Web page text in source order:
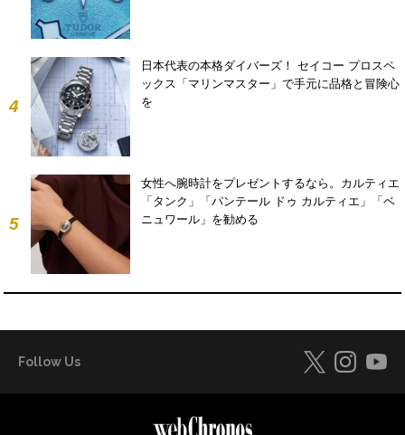
4
日本代表の本格ダイバーズ！ セイコー プロスペ
ックス「マリンマスター」で手元に品格と冒険心
を
5
女性へ腕時計をプレゼントするなら。カルティエ
「タンク」「パンテール ドゥ カルティエ」「ベ
ニュワール」を勧める
Follow Us